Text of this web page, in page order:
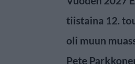
tiistaina 12.
oli muun
Pete